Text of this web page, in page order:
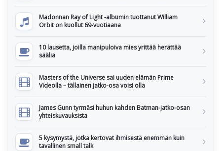
Madonnan Ray of Light -albumin tuottanut William
Orbit on kuollut 69-vuotiaana
10 lausetta, joilla manipuloiva mies yrittää herättää
sääliä
Masters of the Universe sai uuden elämän Prime
Videolla – tällainen jatko-osa voisi olla
James Gunn tyrmäsi huhun kahden Batman-jatko-osan
yhteiskuvauksista
5 kysymystä, jotka kertovat ihmisestä enemmän kuin
tavallinen small talk